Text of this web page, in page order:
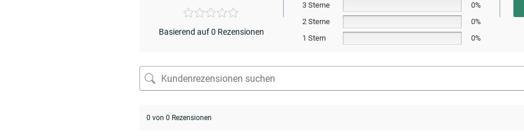
Basierend auf 0 Rezensionen
3 Sterne
0%
2 Sterne
0%
1 Stern
0%
0 von 0 Rezensionen